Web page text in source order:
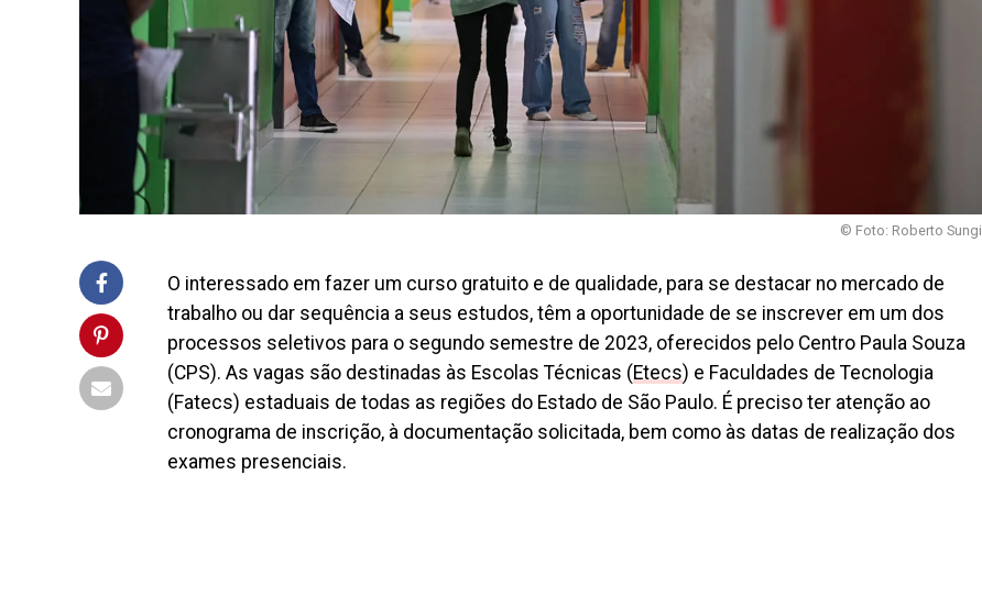
© Foto: Roberto Sungi
O interessado em fazer um curso gratuito e de qualidade, para se destacar no mercado de
trabalho ou dar sequência a seus estudos, têm a oportunidade de se inscrever em um dos
processos seletivos para o segundo semestre de 2023, oferecidos pelo Centro Paula Souza
(CPS). As vagas são destinadas às Escolas Técnicas (Etecs) e Faculdades de Tecnologia
(Fatecs) estaduais de todas as regiões do Estado de São Paulo. É preciso ter atenção ao
cronograma de inscrição, à documentação solicitada, bem como às datas de realização dos
exames presenciais.